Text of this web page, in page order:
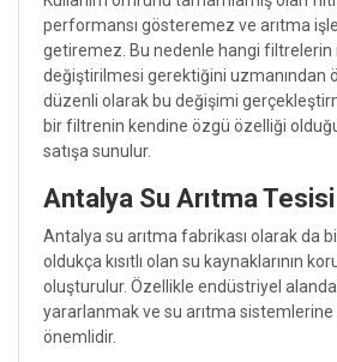
performansı gösteremez ve arıtma
getiremez. Bu nedenle hangi filtrelerin
değiştirilmesi gerektiğini uzmanından
düzenli olarak bu değişimi
bir filtrenin kendine özgü özelliği
satışa sunulur.
Antalya Su Arıtma Tesisi
Antalya su arıtma fabrikası olarak da
oldukça kısıtlı olan su kaynaklarının
oluşturulur. Özellikle endüstriyel
yararlanmak ve su arıtma
önemlidir.